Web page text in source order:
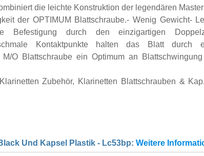
die leichte Konstruktion der legendären
der OPTIMUM Blattschraube.- Wenig Gewicht-
Befestigung durch den einzigartigen
Kontaktpunkte halten das Blatt durch
M/O Blattschraube ein Optimum an
Zubehör, Klarinetten Blattschrauben &
Und Kapsel Plastik - Lc53bp: Weitere